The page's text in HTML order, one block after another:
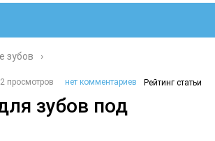
зубов
2 просмотров нет комментариев Рейтинг статьи
зубов под